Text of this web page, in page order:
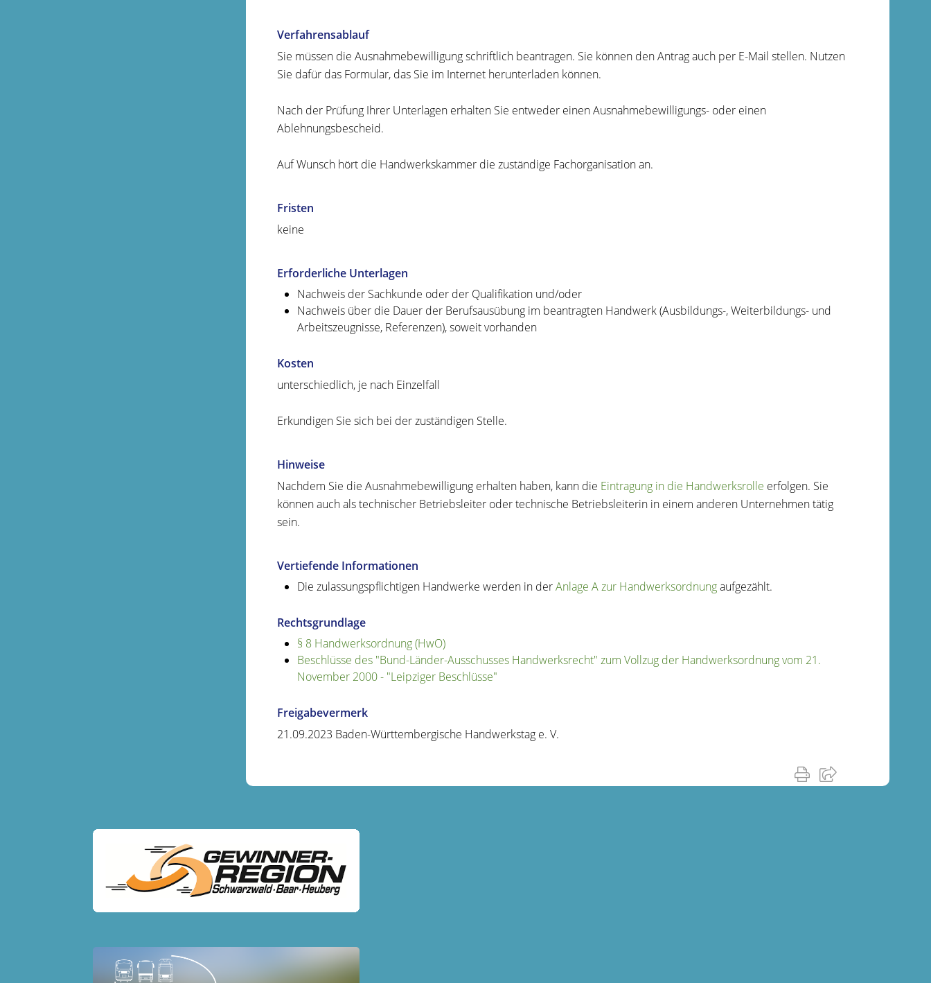
Verfahrensablauf
Sie müssen die Ausnahmebewilligung schriftlich beantragen. Sie können den Antrag auch per E-Mail stellen. Nutzen
Sie dafür das Formular, das Sie im Internet herunterladen können.
Nach der Prüfung Ihrer Unterlagen erhalten Sie entweder einen Ausnahmebewilligungs- oder einen
Ablehnungsbescheid.
Auf Wunsch hört die Handwerkskammer die zuständige Fachorganisation an.
Fristen
keine
Erforderliche Unterlagen
Nachweis der Sachkunde oder der Qualifikation und/oder
Nachweis über die Dauer der Berufsausübung im beantragten Handwerk (Ausbildungs-, Weiterbildungs- und
Arbeitszeugnisse, Referenzen), soweit vorhanden
Kosten
unterschiedlich, je nach Einzelfall
Erkundigen Sie sich bei der zuständigen Stelle.
Hinweise
Nachdem Sie die Ausnahmebewilligung erhalten haben, kann die Eintragung in die Handwerksrolle erfolgen. Sie
können auch als technischer Betriebsleiter oder technische Betriebsleiterin in einem anderen Unternehmen tätig
sein.
Vertiefende Informationen
Die zulassungspflichtigen Handwerke werden in derAnlage A zur Handwerksordnungaufgezählt.
Rechtsgrundlage
§ 8 Handwerksordnung (HwO)
Beschlüsse des "Bund-Länder-Ausschusses Handwerksrecht" zum Vollzug der Handwerksordnung vom 21.
November 2000 - "Leipziger Beschlüsse"
Freigabevermerk
21.09.2023 Baden-Württembergische Handwerkstag e. V.